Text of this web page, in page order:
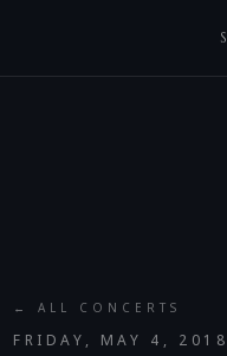
← ALL CONCERTS
FRIDAY, MAY 4, 2018